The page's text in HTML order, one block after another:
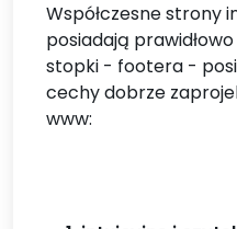
Współczesne strony
posiadają
stopki - footera -
cechy dobrze
www: